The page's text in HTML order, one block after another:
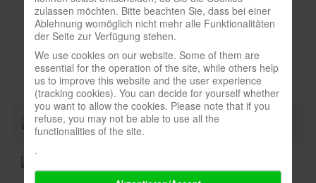
Newsletter
Spieledatenbank
Premium login
Neuheiten-New Games
Köpfe-Heads
Preise-Awards
Art:
Durchschnittsnote-spielbox:
zulassen möchten. Bitte beachten Sie, dass bei einer
Ablehnung womöglich nicht mehr alle Funktionalitäten
der Seite zur Verfügung stehen.
We use cookies on our website. Some of them are
essential for the operation of the site, while others help
us to improve this website and the user experience
(tracking cookies). You can decide for yourself whether
you want to allow the cookies. Please note that if you
refuse, you may not be able to use all the
functionalities of the site.
.